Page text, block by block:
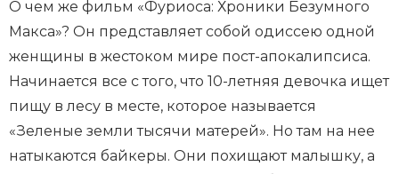
О чем же фильм «Фуриоса: Хроники Безумного
Макса»? Он представляет собой одиссею одной
женщины в жестоком мире пост-апокалипсиса.
Начинается все с того, что 10-летняя девочка ищет
пищу в лесу в месте, которое называется
«Зеленые земли тысячи матерей». Но там на нее
натыкаются байкеры. Они похищают малышку, а